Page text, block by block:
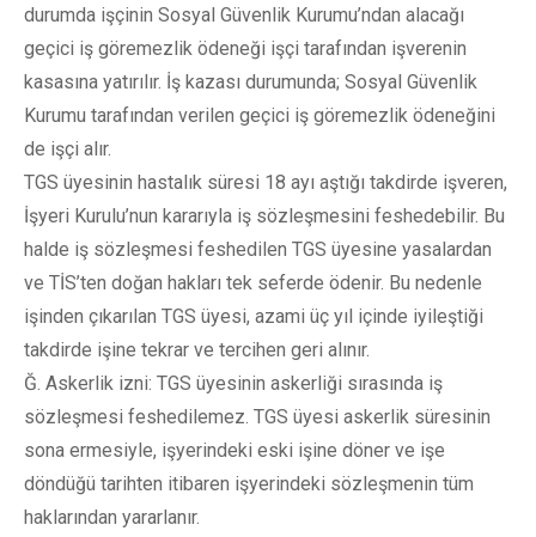
durumda işçinin Sosyal Güvenlik Kurumu’ndan alacağı
geçici iş göremezlik ödeneği işçi tarafından işverenin
kasasına yatırılır. İş kazası durumunda; Sosyal Güvenlik
Kurumu tarafından verilen geçici iş göremezlik ödeneğini
de işçi alır.
TGS üyesinin hastalık süresi 18 ayı aştığı takdirde işveren,
İşyeri Kurulu’nun kararıyla iş sözleşmesini feshedebilir. Bu
halde iş sözleşmesi feshedilen TGS üyesine yasalardan
ve TİS’ten doğan hakları tek seferde ödenir. Bu nedenle
işinden çıkarılan TGS üyesi, azami üç yıl içinde iyileştiği
takdirde işine tekrar ve tercihen geri alınır.
Ğ. Askerlik izni: TGS üyesinin askerliği sırasında iş
sözleşmesi feshedilemez. TGS üyesi askerlik süresinin
sona ermesiyle, işyerindeki eski işine döner ve işe
döndüğü tarihten itibaren işyerindeki sözleşmenin tüm
haklarından yararlanır.